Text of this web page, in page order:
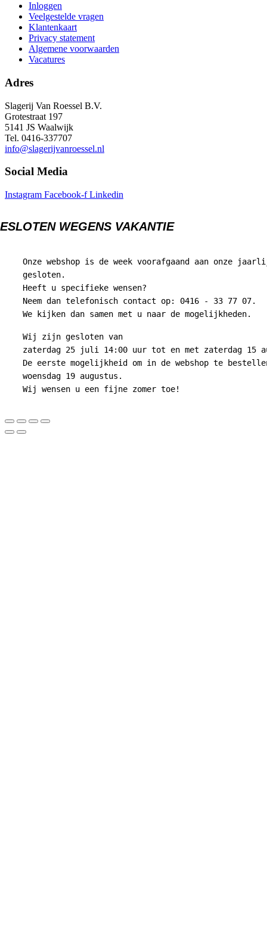
Inloggen
Veelgestelde vragen
Klantenkaart
Privacy statement
Algemene voorwaarden
Vacatures
Adres
Slagerij Van Roessel B.V.
Grotestraat 197
5141 JS Waalwijk
Tel. 0416-337707
info@slagerijvanroessel.nl
Social Media
Instagram Facebook-f Linkedin
WEGENS VAKANTIE
Onze webshop is de week voorafgaand aan onze
gesloten.
Heeft u specifieke wensen?
Neem dan telefonisch contact op: 0416 - 33 77 07.
We kijken dan samen met u naar de mogelijkheden.
Wij zijn gesloten van
zaterdag 25 juli 14:00 uur tot en met zaterdag 15
De eerste mogelijkheid om in de webshop te
woensdag 19 augustus.
Wij wensen u een fijne zomer toe!